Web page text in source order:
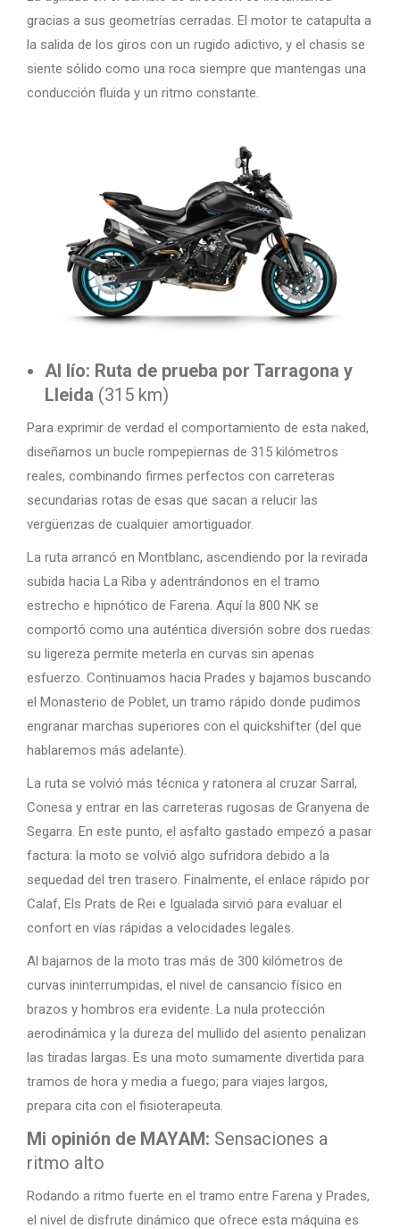
gracias a sus geometrías cerradas. El motor te catapulta a
la salida de los giros con un rugido adictivo, y el chasis se
siente sólido como una roca siempre que mantengas una
conducción fluida y un ritmo constante.
Al lío: Ruta de prueba por Tarragona y
Lleida (315 km)
Para exprimir de verdad el comportamiento de esta naked,
diseñamos un bucle rompepiernas de 315 kilómetros
reales, combinando firmes perfectos con carreteras
secundarias rotas de esas que sacan a relucir las
vergüenzas de cualquier amortiguador.
La ruta arrancó en Montblanc, ascendiendo por la revirada
subida hacia La Riba y adentrándonos en el tramo
estrecho e hipnótico de Farena. Aquí la 800 NK se
comportó como una auténtica diversión sobre dos ruedas:
su ligereza permite meterla en curvas sin apenas
esfuerzo. Continuamos hacia Prades y bajamos buscando
el Monasterio de Poblet, un tramo rápido donde pudimos
engranar marchas superiores con el quickshifter (del que
hablaremos más adelante).
La ruta se volvió más técnica y ratonera al cruzar Sarral,
Conesa y entrar en las carreteras rugosas de Granyena de
Segarra. En este punto, el asfalto gastado empezó a pasar
factura: la moto se volvió algo sufridora debido a la
sequedad del tren trasero. Finalmente, el enlace rápido por
Calaf, Els Prats de Rei e Igualada sirvió para evaluar el
confort en vías rápidas a velocidades legales.
Al bajarnos de la moto tras más de 300 kilómetros de
curvas ininterrumpidas, el nivel de cansancio físico en
brazos y hombros era evidente. La nula protección
aerodinámica y la dureza del mullido del asiento penalizan
las tiradas largas. Es una moto sumamente divertida para
tramos de hora y media a fuego; para viajes largos,
prepara cita con el fisioterapeuta.
Mi opinión de MAYAM: Sensaciones a
ritmo alto
Rodando a ritmo fuerte en el tramo entre Farena y Prades,
el nivel de disfrute dinámico que ofrece esta máquina es